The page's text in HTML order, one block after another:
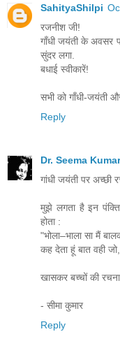
SahityaShilpi
रजनीश जी!
गाँधी जयंती के अवसर
सुंदर लगा.
बधाई स्वीकारें!
सभी को गाँधी-जयंती
Reply
Dr. Seema Kumar
गांधी जयंती पर अच्छी
मुझे लगता है इन
होता :
"भोला–भाला सा मैं
कह देता हूं बात वही
खासकर बच्चों की
- सीमा कुमार
Reply